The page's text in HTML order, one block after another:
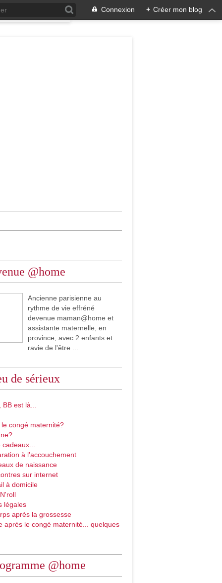
Connexion + Créer mon blog
@home
Ancienne parisienne au
rythme de vie effréné
devenue maman@home et
assistante maternelle, en
province, avec 2 enfants et
ravie de l'être ...
de sérieux
est là...
congé maternité?
à l'accouchement
de naissance
sur internet
à domicile
légales
après la grossesse
après le congé maternité... quelques
@home